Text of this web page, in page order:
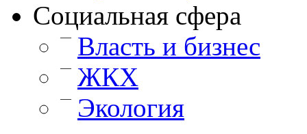
Cоциальная сфера
— Власть и бизнес
— ЖКХ
—
Экология